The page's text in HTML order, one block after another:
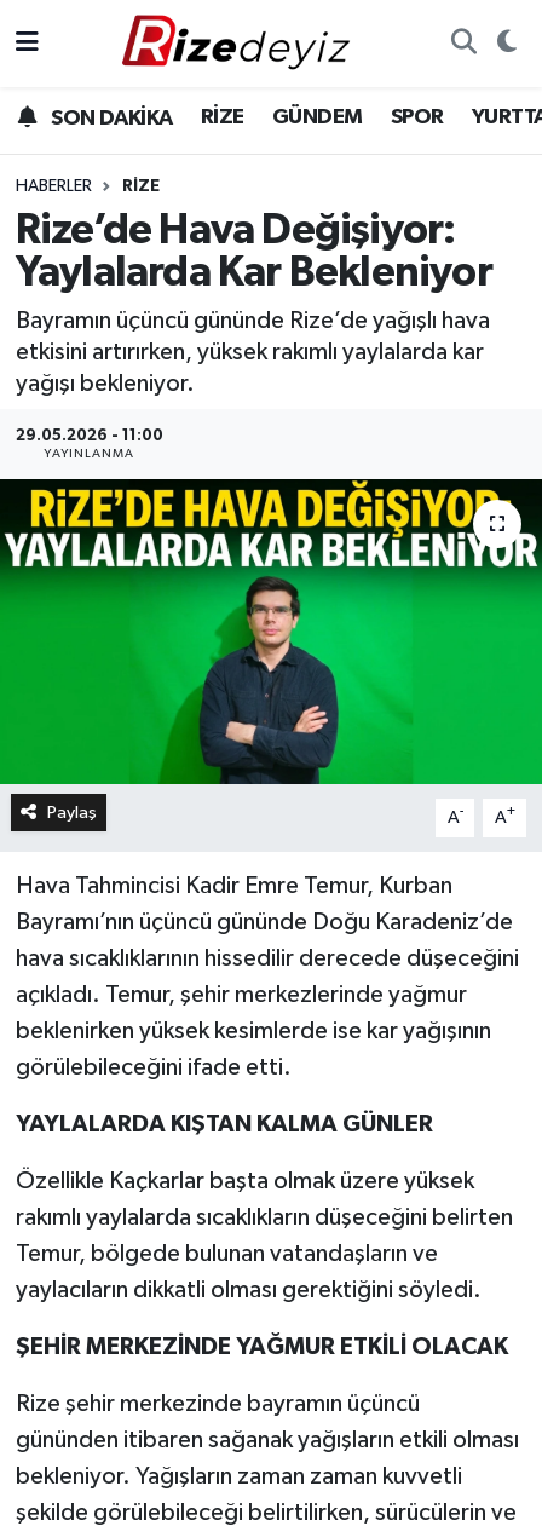
SON DAKİKA RİZE GÜNDEM SPOR
HABERLER RIZE
Rize’de Hava Değişiyor:
Yaylalarda Kar Bekleniyor
Bayramın üçüncü gününde Rize’de yağışlı hava
etkisini artırırken, yüksek rakımlı yaylalarda kar
yağışı bekleniyor.
29.05.2026 - 11:00
YAYINLANMA
Paylaş A- A+
Hava Tahmincisi Kadir Emre Temur, Kurban
Bayramı’nın üçüncü gününde Doğu Karadeniz’de
hava sıcaklıklarının hissedilir derecede düşeceğini
açıkladı. Temur, şehir merkezlerinde yağmur
beklenirken yüksek kesimlerde ise kar yağışının
görülebileceğini ifade etti.
YAYLALARDA KIŞTAN KALMA GÜNLER
Özellikle Kaçkarlar başta olmak üzere yüksek
rakımlı yaylalarda sıcaklıkların düşeceğini belirten
Temur, bölgede bulunan vatandaşların ve
yaylacıların dikkatli olması gerektiğini söyledi.
ŞEHİR MERKEZİNDE YAĞMUR ETKİLİ OLACAK
Rize şehir merkezinde bayramın üçüncü
gününden itibaren sağanak yağışların etkili olması
bekleniyor. Yağışların zaman zaman kuvvetli
şekilde görülebileceği belirtilirken, sürücülerin ve
Gündem
Yurttan Haberler
Ekonomi
Teknoloji
Sağlık
Rize Hava Durumu
Rize Trafik Yoğunluk Haritası
Süper Lig Puan Durumu ve Fikstür
Tüm Manşetler
Son Dakika Haberleri
Haber Arşivi